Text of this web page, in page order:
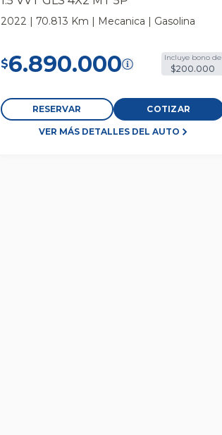
2022 | 70.813 Km | Mecanica | Gasolina
$6.890.000 Incluye bono de
$200.000
RESERVAR COTIZAR
VER MÁS DETALLES DEL AUTO